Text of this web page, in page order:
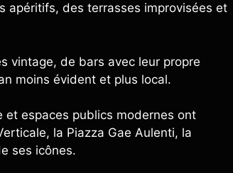
apéritifs, des terrasses improvisées et
vintage, de bars avec leur propre
moins évident et plus local.
espaces publics modernes ont
la Piazza Gae Aulenti, la
ses icônes.